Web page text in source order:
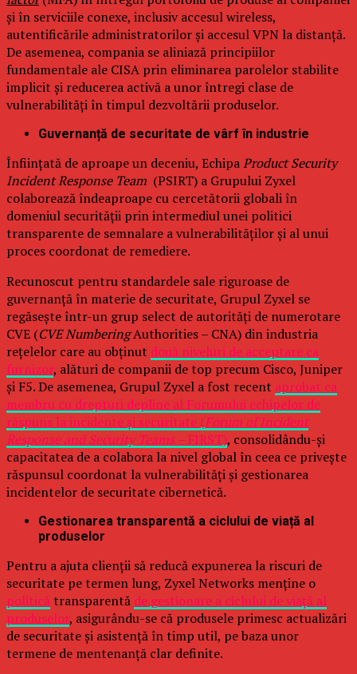
și în serviciile conexe, inclusiv accesul wireless,
autentificările administratorilor și accesul VPN la distanță.
De asemenea, compania se aliniază principiilor
fundamentale ale CISA prin eliminarea parolelor stabilite
implicit și reducerea activă a unor întregi clase de
vulnerabilități în timpul dezvoltării produselor.
Guvernanță de securitate de vârf în industrie
Înființată de aproape un deceniu, EchipaProduct Security
Incident Response Team (PSIRT) a Grupului Zyxel
colaborează îndeaproape cu cercetătorii globali în
domeniul securității prin intermediul unei politici
transparente de semnalare a vulnerabilităților și al unui
proces coordonat de remediere.
Recunoscut pentru standardele sale riguroase de
guvernanță în materie de securitate, Grupul Zyxel se
regăsește într-un grup select de autorități de numerotare
CVE (CVE NumberingAuthorities – CNA) din industria
rețelelor care au obținut două niveluri de acceptare ca
furnizor, alături de companii de top precum Cisco, Juniper
și F5. De asemenea, Grupul Zyxel a fost recent aprobat ca
membru cu drepturi depline al Forumului echipelor de
răspuns la incidente și securitate (Forum of Incident
Response and Security Teams –FIRST), consolidându-și
capacitatea de a colabora la nivel global în ceea ce privește
răspunsul coordonat la vulnerabilități și gestionarea
incidentelor de securitate cibernetică.
Gestionarea transparentă a ciclului de viață al
produselor
Pentru a ajuta clienții să reducă expunerea la riscuri de
securitate pe termen lung, Zyxel Networks menține o
politică transparentă de gestionare a ciclului de viață al
produselor, asigurându-se că produsele primesc actualizări
de securitate și asistență în timp util, pe baza unor
termene de mentenanță clar definite.